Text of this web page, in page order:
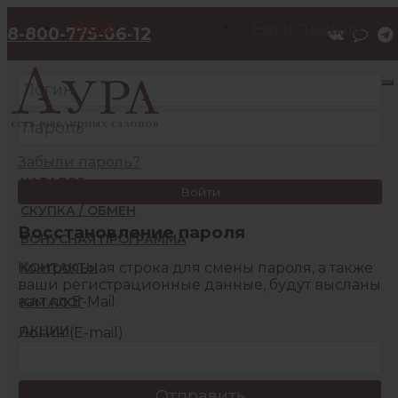
8-800-775-06-12
КАТАЛОГ
СКУПКА / ОБМЕН
БОНУСНАЯ ПРОГРАММА
КОНТАКТЫ
КАТАЛОГ
АКЦИИ
Вход Регистрация
Войти
Восстановление пароля
Контрольная строка для смены пароля, а также
ваши регистрационные данные, будут высланы
вам по E-Mail.
Логин (E-mail)